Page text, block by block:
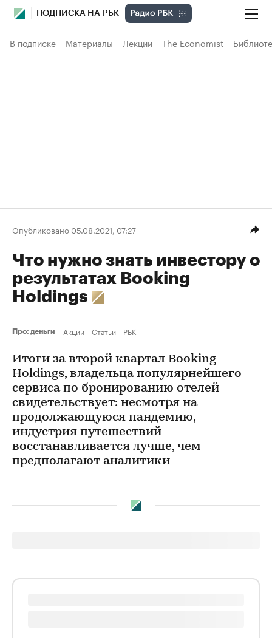
ПОДПИСКА НА РБК
В подписке Материалы Лекции The Economist
Опубликовано 05.08.2021, 07:27
Что нужно знать инвестору о
результатах Booking
Holdings
Про: деньги Акции Статьи РБК
Итоги за второй квартал Booking
Holdings, владельца популярнейшего
сервиса по бронированию отелей
свидетельствует: несмотря на
продолжающуюся пандемию,
индустрия путешествий
восстанавливается лучше, чем
предполагают аналитики